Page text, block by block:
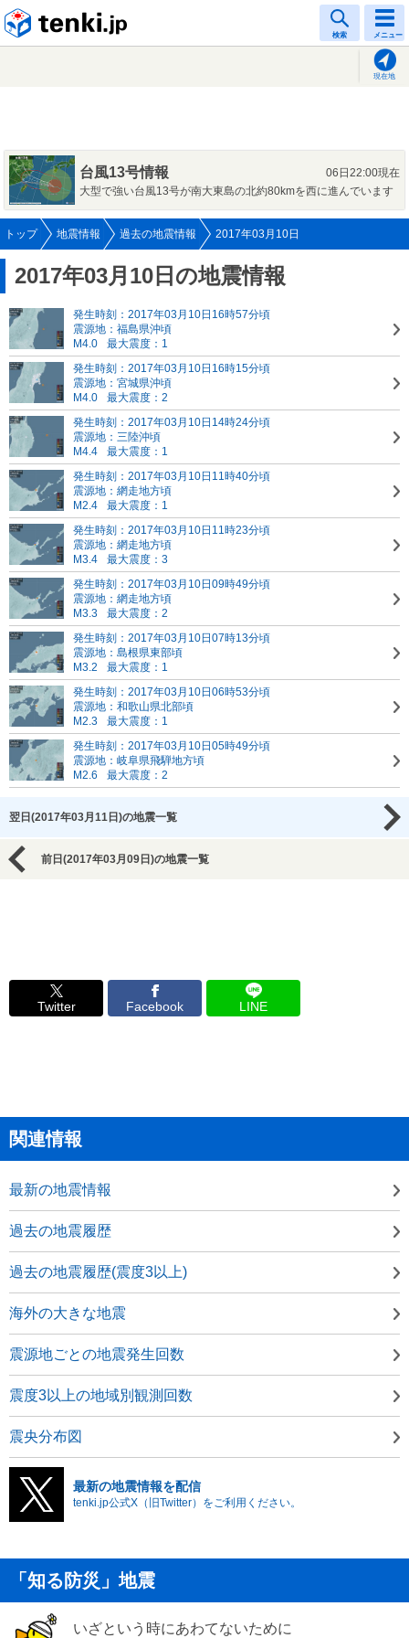
検索 メニュー
現在地
台風13号情報
06日22:00現在
大型で強い台風13号が南大東島の北約80kmを西に進んでいます
トップ 地震情報 過去の地震情報 2017年03月10日
2017年03月10日の地震情報
発生時刻：2017年03月10日16時57分頃
震源地：福島県沖頃
M4.0
最大震度：1
発生時刻：2017年03月10日16時15分頃
震源地：宮城県沖頃
M4.0
最大震度：2
発生時刻：2017年03月10日14時24分頃
震源地：三陸沖頃
M4.4
最大震度：1
発生時刻：2017年03月10日11時40分頃
震源地：網走地方頃
M2.4
最大震度：1
発生時刻：2017年03月10日11時23分頃
震源地：網走地方頃
M3.4
最大震度：3
発生時刻：2017年03月10日09時49分頃
震源地：網走地方頃
M3.3
最大震度：2
発生時刻：2017年03月10日07時13分頃
震源地：島根県東部頃
M3.2
最大震度：1
発生時刻：2017年03月10日06時53分頃
震源地：和歌山県北部頃
M2.3
最大震度：1
発生時刻：2017年03月10日05時49分頃
震源地：岐阜県飛騨地方頃
M2.6
最大震度：2
翌日(2017年03月11日)の地震一覧
前日(2017年03月09日)の地震一覧
Twitter Facebook LINE
関連情報
最新の地震情報
過去の地震履歴
過去の地震履歴(震度3以上)
海外の大きな地震
震源地ごとの地震発生回数
震度3以上の地域別観測回数
震央分布図
最新の地震情報を配信
tenki.jp公式X（旧Twitter）をご利用ください。
「知る防災」地震
いざという時にあわてないために